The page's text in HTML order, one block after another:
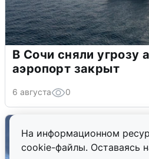
На информационном
cookie-файлы. Оставаясь
В Сочи сняли угрозу
аэропорт закрыт
6 августа 0